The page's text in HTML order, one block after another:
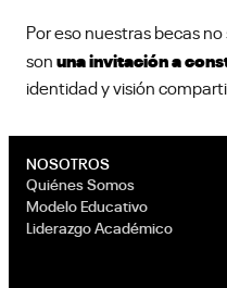
Por eso nuestras becas
sonuna invitación a
identidad y visión
NOSOTROS
Quiénes Somos
Modelo Educativo
Liderazgo Académico